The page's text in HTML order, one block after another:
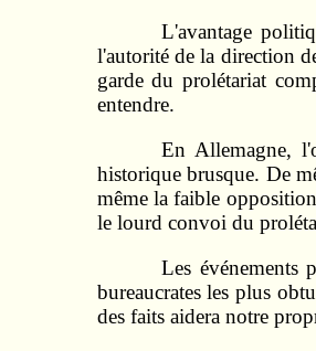
L'avantage
l'autorité de la direction
garde du prolétariat
entendre.
En Allemagne,
historique brusque. De
même la faible
le lourd convoi du
Les événements
bureaucrates les plus
des faits aidera notre